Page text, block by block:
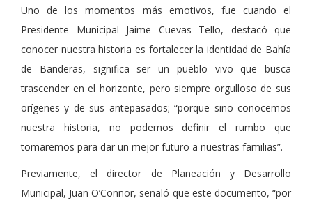
Uno de los momentos más emotivos, fue cuando el
Presidente Municipal Jaime Cuevas Tello, destacó que
conocer nuestra historia es fortalecer la identidad de Bahía
de Banderas, significa ser un pueblo vivo que busca
trascender en el horizonte, pero siempre orgulloso de sus
orígenes y de sus antepasados; “porque sino conocemos
nuestra historia, no podemos definir el rumbo que
tomaremos para dar un mejor futuro a nuestras familias”.
Previamente, el director de Planeación y Desarrollo
Municipal, Juan O’Connor, señaló que este documento, “por